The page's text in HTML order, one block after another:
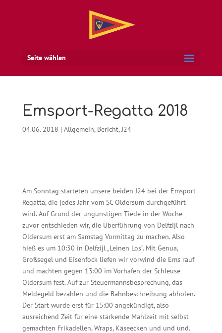
Seite wählen
Emsport-Regatta 2018
04.06. 2018 | Allgemein, Bericht,J24
Am Sonntag starteten unsere beiden J24 bei der Emsport
Regatta, die jedes Jahr vom SC Oldersum durchgeführt
wird. Auf Grund der ungünstigen Tiede in der Woche
zuvor entschieden wir, die Überführung von Delfzijl nach
Oldersum erst am Samstag Vormittag zu machen. Also
hieß es um 10:30 in Delfzijl „Leinen Los“. Mit Genua,
Großsegel und Eisenfock liefen wir vorwind die Ems rauf
und machten gegen 13:00 im Vorhafen der Schleuse
Oldersum fest. Auf zur Steuermannsbesprechung, das
Meldegeld bezahlen und die Bahnbeschreibung abholen.
Der Start wurde erst für 15:00 angekündigt, also
ausreichend Zeit für eine stärkende Mahlzeit mit selbst
gemachten Frikadellen, Wraps, Käseecken und und und.